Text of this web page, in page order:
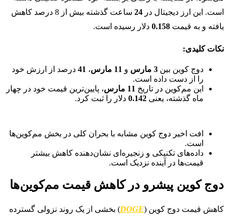
است. این ارز دیجیتال در 24
ساعت گذشته بیش از 8 درصد کاهش
یافته و به قیمت 0.158 دلار رسیده است.
نکات کلیدی:
دوج کوین بین 3 مارس و 11 مارس ، 41 درصد از ارزش خود
را از دست داده است.
این مم‌کوین در تاریخ
، پایین‌ترین قیمت خود در چهار
ماه گذشته، یعنی 0.142 دلار را ثبت کرد.
افت اخیر دوج کوین مشابه با بحران کلی در بخش مم‌کوین‌ها
است.
داده‌های تکنیکی و زنجیره‌ای نشان‌دهنده کاهش بیشتر
قیمت‌ها در آینده نزدیک است.
دوج کوین پیشرو در کاهش قیمت مم‌کوین‌ها
کاهش قیمت دوج کوین (DOGE) بخشی از یک روند نزولی گسترده